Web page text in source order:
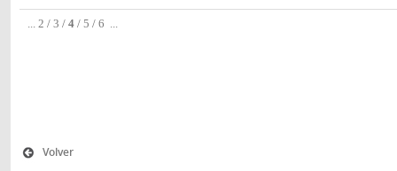
... 2 / 3 / 4 / 5 / 6 ...
Volver